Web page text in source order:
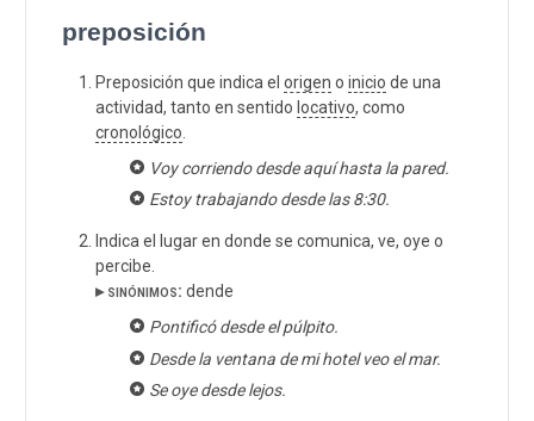
preposición
Preposición que indica el origen o inicio de una
actividad, tanto en sentido locativo, como
cronológico
Voy corriendo desde aquí hasta la pared.
Estoy trabajando desde las 8:30.
Indica el lugar en donde se comunica, ve, oye o
percibe.
▸ sinónimos: dende
Pontificó desde el púlpito.
Desde la ventana de mi hotel veo el mar.
Se oye desde lejos.